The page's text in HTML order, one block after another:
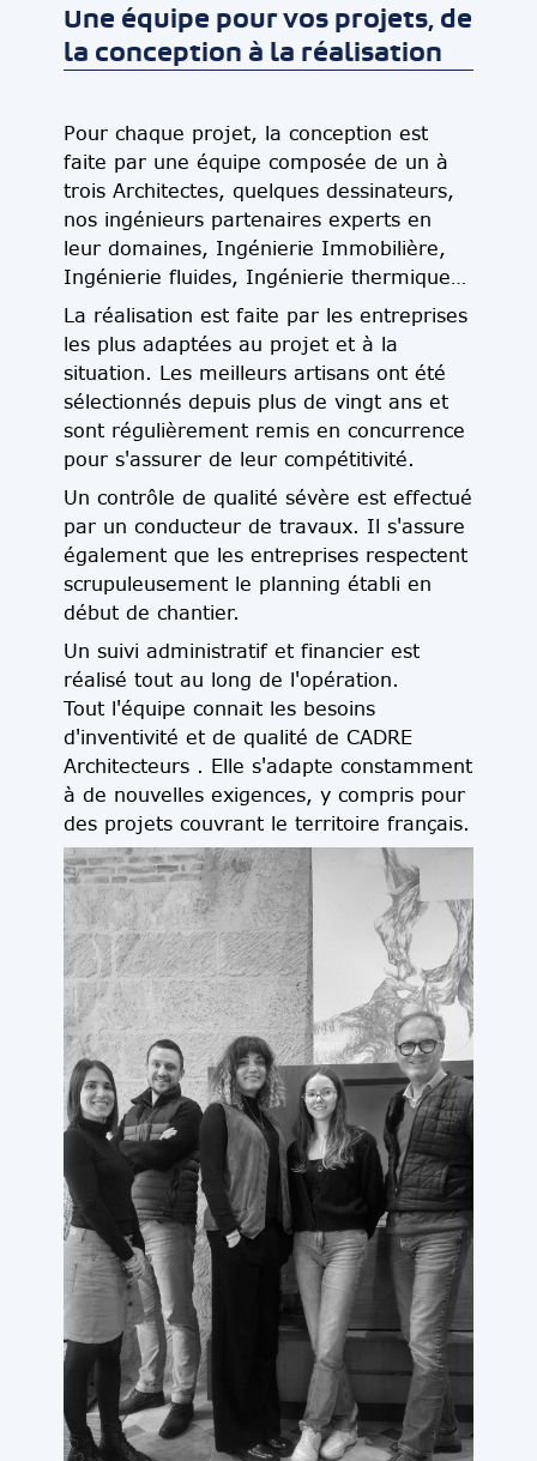
Une équipe pour vos projets, de
la conception à la réalisation
Pour chaque projet, la conception est
faite par une équipe composée de un à
trois Architectes, quelques dessinateurs,
nos ingénieurs partenaires experts en
leur domaines, Ingénierie Immobilière,
Ingénierie fluides, Ingénierie thermique…
La réalisation est faite par les entreprises
les plus adaptées au projet et à la
situation. Les meilleurs artisans ont été
sélectionnés depuis plus de vingt ans et
sont régulièrement remis en concurrence
pour s'assurer de leur compétitivité.
Un contrôle de qualité sévère est effectué
par un conducteur de travaux. Il s'assure
également que les entreprises respectent
scrupuleusement le planning établi en
début de chantier.
Un suivi administratif et financier est
réalisé tout au long de l'opération.
Tout l'équipe connait les besoins
d'inventivité et de qualité de CADRE
Architecteurs . Elle s'adapte constamment
à de nouvelles exigences, y compris pour
des projets couvrant le territoire français.